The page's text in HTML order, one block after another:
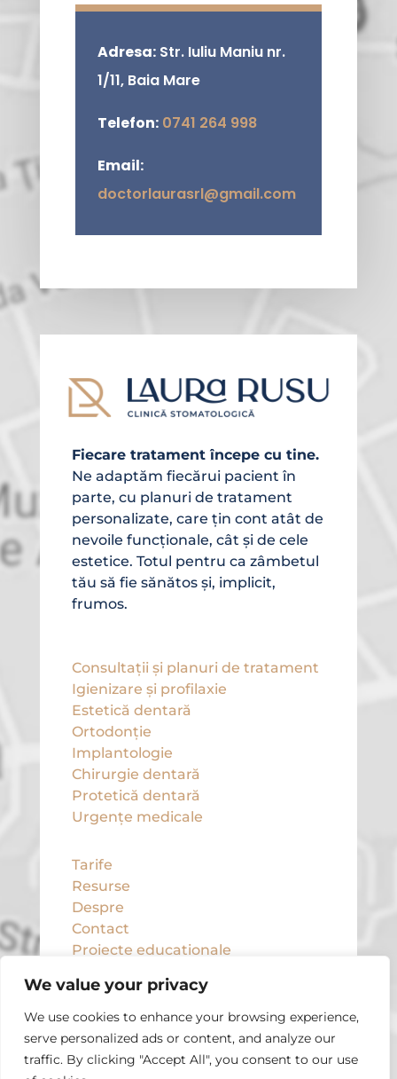
We value your privacy
We use cookies to enhance your browsing experience,
serve personalized ads or content, and analyze our
traffic. By clicking "Accept All", you consent to our use
Adresa:Str. Iuliu Maniu nr.
1/11, Baia Mare
Telefon: 0741 264 998
Email:
doctorlaurasrl@gmail.com
Fiecare tratament începe cu tine.
Ne adaptăm fiecărui pacient în
parte, cu planuri de tratament
personalizate, care țin cont atât de
nevoile funcționale, cât și de cele
estetice. Totul pentru ca zâmbetul
tău să fie sănătos și, implicit,
frumos.
Consultații și planuri de tratament
Igienizare și profilaxie
Estetică dentară
Ortodonție
Implantologie
Chirurgie dentară
Protetică dentară
Urgențe medicale
Tarife
Resurse
Despre
Contact
Proiecte educaționale